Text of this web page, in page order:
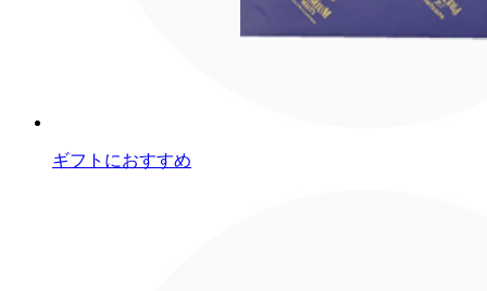
ギフトにおすすめ